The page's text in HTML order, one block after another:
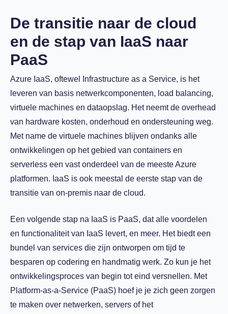
De transitie naar de cloud
en de stap van IaaS naar
PaaS
Azure IaaS, oftewel Infrastructure as a Service, is het
leveren van basis netwerkcomponenten, load balancing,
virtuele machines en dataopslag. Het neemt de overhead
van hardware kosten, onderhoud en ondersteuning weg.
Met name de virtuele machines blijven ondanks alle
ontwikkelingen op het gebied van containers en
serverless een vast onderdeel van de meeste Azure
platformen. IaaS is ook meestal de eerste stap van de
transitie van on-premis naar de cloud.
Een volgende stap na IaaS is PaaS, dat alle voordelen
en functionaliteit van IaaS levert, en meer. Het biedt een
bundel van services die zijn ontworpen om tijd te
besparen op codering en handmatig werk. Zo kun je het
ontwikkelingsproces van begin tot eind versnellen. Met
Platform-as-a-Service (PaaS) hoef je je zich geen zorgen
te maken over netwerken, servers of het